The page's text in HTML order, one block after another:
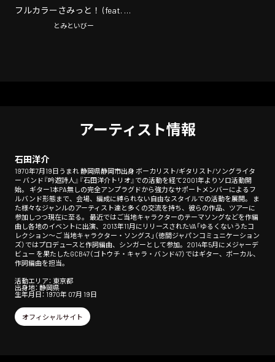
フルカラーさみっと！ (feat. 寺
嶋由芙, 石田洋介 & さくまひで
とみといびー
アーティスト情報
石田洋介
1970年7月19日うまれ 静岡県静岡市出身 ボーカリスト/ギタリスト/ソングライタ
ー バンド『吟遊詩人』『石田洋介トリオ』での活動を経て2001年よりソロ活動開
始。 ギター1本PA無しの完全アンプラグドから強力なサポートメンバーによるフ
ルバンド形態まで、会場、編成に縛られない自由なスタイルでの活動を展開。 ま
た様々なジャンルのアーティスト達と多くの交流を持ち、彼らの作品、ツアーに
参加しつつ現在に至る。 最近ではご当地キャラクターのテーマソングなどを作編
曲し各地のイベントに出演、2013年11月にリリースされたVA「ゆるくないうたコ
レクション～ご 当地キャラクター・ソングス」（徳間ジャパンコミュニケーション
ズ）ではプロデュースと作詞編曲、シンガーとして参加。2014年5月にメジャーデ
ビュー を果たしたGCB47（ゴトウチ・キャラ・バンド47）ではギター、ボーカル、
作詞編曲を担当。
活動エリア： 東京都
出身地： 静岡県
生年月日： 1970年 07月 19日
オフィシャルサイト